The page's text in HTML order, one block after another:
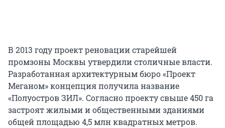
В 2013 году проект реновации старейшей
промзоны Москвы утвердили столичные власти.
Разработанная архитектурным бюро «Проект
Меганом» концепция получила название
«Полуостров ЗИЛ». Согласно проекту свыше 450 га
застроят жилыми и общественными зданиями
общей площадью 4,5 млн квадратных метров.